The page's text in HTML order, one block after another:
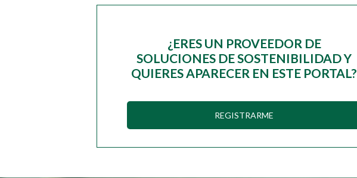
¿ERES UN PROVEEDOR DE
SOLUCIONES DE SOSTENIBILIDAD Y
QUIERES APARECER EN ESTE PORTAL?
REGISTRARME